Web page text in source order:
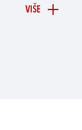
VIŠE